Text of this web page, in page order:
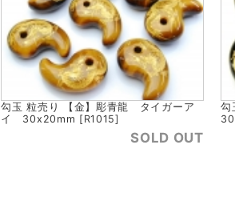
勾玉 粒売り 【金】彫青龍 タイガーア
イ 30x20mm [R1015]
SOLD OUT
勾